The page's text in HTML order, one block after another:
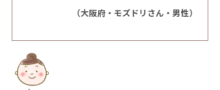
（大阪府・モズドリさん・男性）